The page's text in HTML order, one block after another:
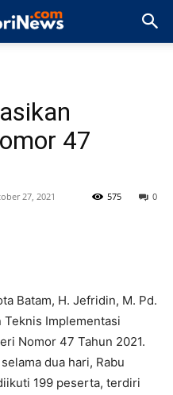
47
27, 2021 0
575
Batam, H. Jefridin, M. Pd.
Teknis Implementasi
Nomor 47 Tahun 2021.
dua hari, Rabu
199 peserta, terdiri